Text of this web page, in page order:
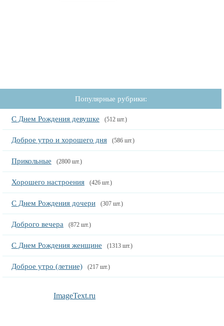
Популярные рубрики:
С Днем Рождения девушке (512 шт.)
Доброе утро и хорошего дня (586 шт.)
Прикольные (2800 шт.)
Хорошего настроения (426 шт.)
С Днем Рождения дочери (307 шт.)
Доброго вечера (872 шт.)
С Днем Рождения женщине (1313 шт.)
Доброе утро (летние) (217 шт.)
ImageText.ru